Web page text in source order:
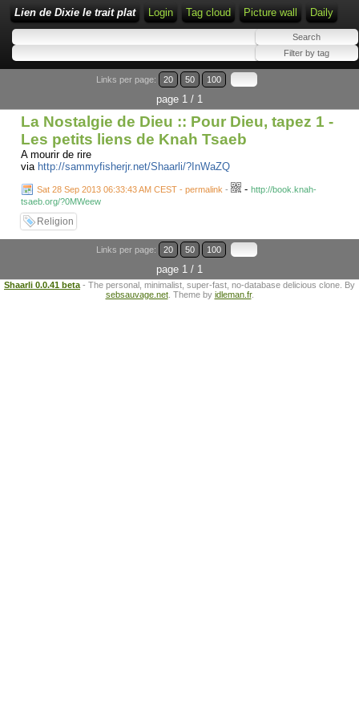
Lien de Dixie le trait plat Login Tag cloud Picture wall Daily
Links per page: 20 50 100
page 1 / 1
La Nostalgie de Dieu :: Pour Dieu, tapez 1 -
Les petits liens de Knah Tsaeb
A mourir de rire
via http://sammyfisherjr.net/Shaarli/?InWaZQ
Sat 28 Sep 2013 06:33:43 AM CEST - permalink - - http://book.knah-
tsaeb.org/?0MWeew
Religion
Links per page: 20 50 100
page 1 / 1
Shaarli 0.0.41 beta - The personal, minimalist, super-fast, no-database delicious clone. By
sebsauvage.net. Theme by idleman.fr.